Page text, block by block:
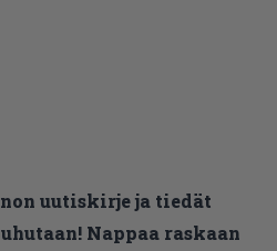
uutiskirje ja tiedät
Nappaa raskaan